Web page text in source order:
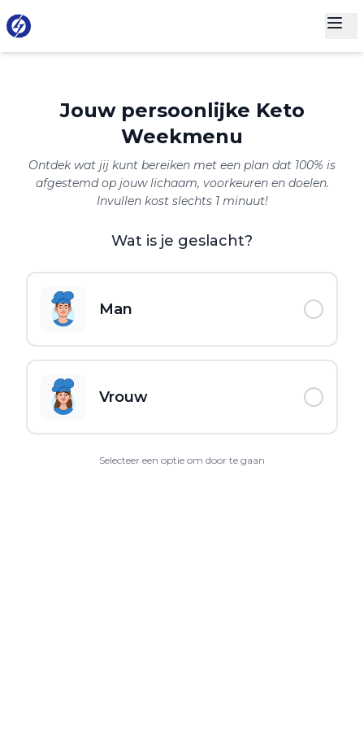
Jouw persoonlijke Keto
Weekmenu
Ontdek wat jij kunt bereiken met een plan dat 100% is
afgestemd op jouw lichaam, voorkeuren en doelen.
Invullen kost slechts 1 minuut!
Wat is je geslacht?
Man
Vrouw
Selecteer een optie om door te gaan